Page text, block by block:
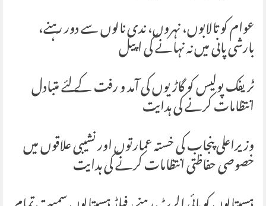
عوام کو تالابوں، نہروں، ندی نالوں سے دور رہنے،
بارشی پانی میں نہ نہانے کی اپیل
ٹریفک پولیس کو گاڑیوں کی آمد و رفت کے لئے متبادل
انتظامات کرنے کی ہدایت
وزیراعلی پنجاب کی خستہ عمارتوں اور نشیبی علاقوں میں
خصوصی حفاظتی انتظامات کرنے کی ہدایت